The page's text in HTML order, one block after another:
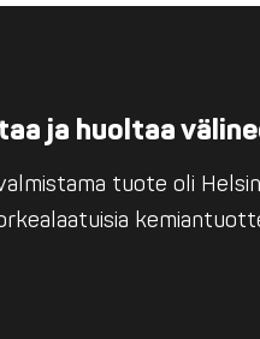
ja huoltaa
tuote oli